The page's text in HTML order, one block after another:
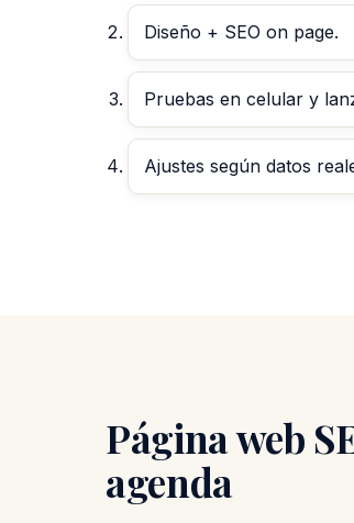
Diseño + SEO on page.
Pruebas en celular y
Ajustes según datos
Página web
agenda